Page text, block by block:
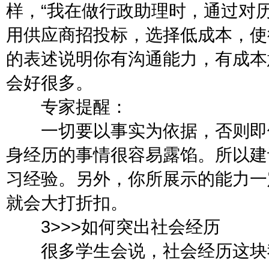
样，“我在做行政助理时，通过对
用供应商招投标，选择低成本，
的表述说明你有沟通能力，有成
会好很多。
专家提醒：
一切要以事实为依据，否则即
身经历的事情很容易露馅。所以
习经验。另外，你所展示的能力
就会大打折扣。
3>>>如何突出社会经历
很多学生会说，社会经历这块